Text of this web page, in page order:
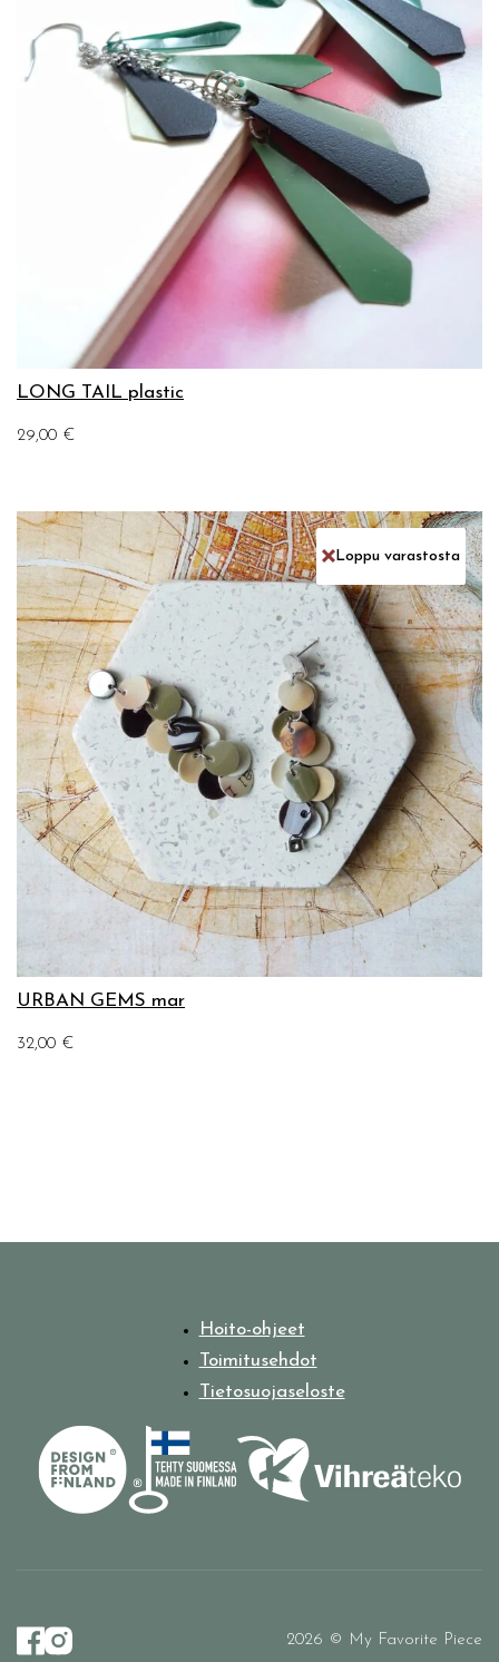
LONG TAIL plastic
29,00 €
URBAN GEMS mar
32,00 €
Loppu varastosta
Hoito-ohjeet
Toimitusehdot
Tietosuojaseloste
2026 © My Favorite Piece